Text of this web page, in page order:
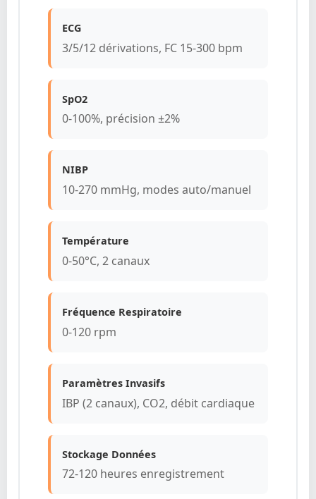
ECG
3/5/12 dérivations, FC 15-300 bpm
SpO2
0-100%, précision ±2%
NIBP
10-270 mmHg, modes auto/manuel
Température
0-50°C, 2 canaux
Fréquence Respiratoire
0-120 rpm
Paramètres Invasifs
IBP (2 canaux), CO2, débit cardiaque
Stockage Données
72-120 heures enregistrement